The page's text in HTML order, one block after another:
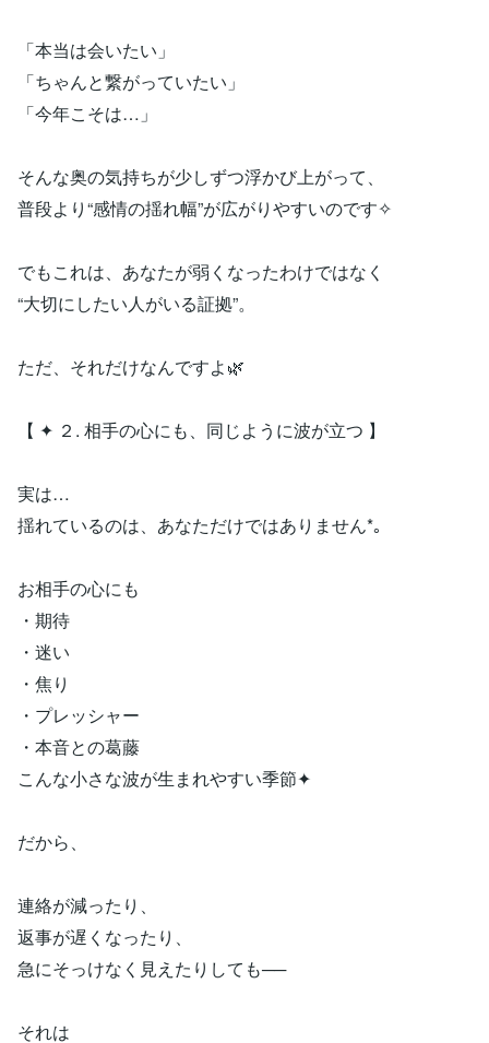
「本当は会いたい」
「ちゃんと繋がっていたい」
「今年こそは…」
そんな奥の気持ちが少しずつ浮かび上がって、
普段より“感情の揺れ幅”が広がりやすいのです✧
でもこれは、あなたが弱くなったわけではなく
“大切にしたい人がいる証拠”。
ただ、それだけなんですよ🌿
【 ✦ ２. 相手の心にも、同じように波が立つ 】
実は…
揺れているのは、あなただけではありません*｡
お相手の心にも
・期待
・迷い
・焦り
・プレッシャー
・本音との葛藤
こんな小さな波が生まれやすい季節✦
だから、
連絡が減ったり、
返事が遅くなったり、
急にそっけなく見えたりしても──
それは